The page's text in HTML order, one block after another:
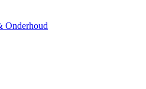
Onderhoud